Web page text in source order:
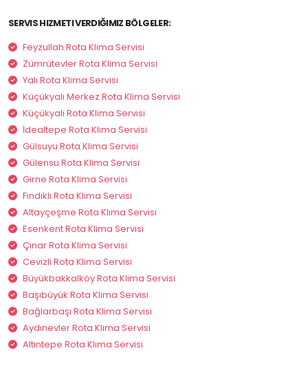
SERVIS HIZMETI VERDIĞIMIZ BÖLGELER:
Feyzullah Rota Klima Servisi
Zümrütevler Rota Klima Servisi
Yalı Rota Klima Servisi
Küçükyalı Merkez Rota Klima Servisi
Küçükyalı Rota Klima Servisi
İdealtepe Rota Klima Servisi
Gülsuyu Rota Klima Servisi
Gülensu Rota Klima Servisi
Girne Rota Klima Servisi
Fındıklı Rota Klima Servisi
Altayçeşme Rota Klima Servisi
Esenkent Rota Klima Servisi
Çınar Rota Klima Servisi
Cevizli Rota Klima Servisi
Büyükbakkalköy Rota Klima Servisi
Başıbüyük Rota Klima Servisi
Bağlarbaşı Rota Klima Servisi
Aydınevler Rota Klima Servisi
Altıntepe Rota Klima Servisi